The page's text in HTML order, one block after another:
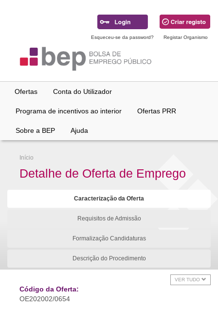
Esqueceu-se da password? Registar Organismo
Ofertas Conta do Utilizador
Programa de incentivos ao interior Ofertas PRR
Sobre a BEP Ajuda
Início
Detalhe de Oferta de Emprego
Caracterização da Oferta
Requisitos de Admissão
Formalização Candidaturas
Descrição do Procedimento
VER TUDO
Código da Oferta:
OE202002/0654